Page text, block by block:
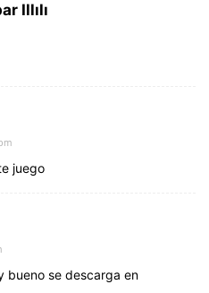
Illılı
juego
bueno se descarga en